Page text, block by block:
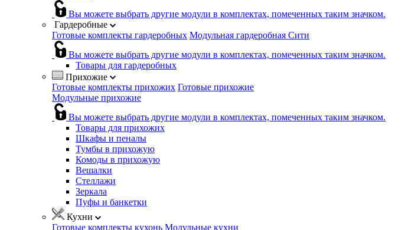
Вы можете выбрать другие модули в комплектах, помеченных таким значком.
Гардеробные
Готовые комплекты гардеробных Модульная гардеробная Сити
Вы можете выбрать другие модули в комплектах, помеченных таким значком.
Товары для гардеробных
Прихожие
Готовые комплекты прихожих Готовые прихожие
Модульные прихожие
Вы можете выбрать другие модули в комплектах, помеченных таким значком.
Товары для прихожих
Шкафы и пеналы
Тумбы в прихожую
Комоды в прихожую
Вешалки
Стеллажи
Зеркала
Пуфы и банкетки
Кухни
Готовые комплекты кухонь Модульные кухни